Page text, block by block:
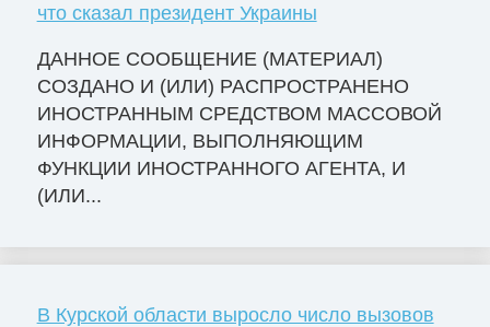
что сказал президент Украины
ДАННОЕ СООБЩЕНИЕ (МАТЕРИАЛ)
СОЗДАНО И (ИЛИ) РАСПРОСТРАНЕНО
ИНОСТРАННЫМ СРЕДСТВОМ МАССОВОЙ
ИНФОРМАЦИИ, ВЫПОЛНЯЮЩИМ
ФУНКЦИИ ИНОСТРАННОГО АГЕНТА, И
(ИЛИ...
В Курской области выросло число вызовов